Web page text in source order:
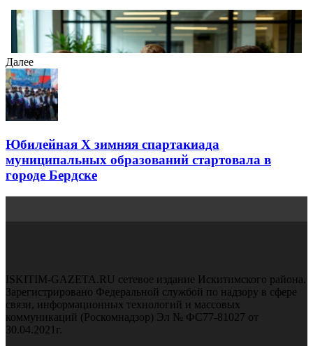
Далее
Юбилейная Х зимняя спартакиада
муниципальных образований стартовала в
городе Бердске
ISKITIM-GAZETA.RU сетевое издание Искитимского района.
Зарегистрировано Федеральной службой по надзору в сфере
связи, информационных технологий и массовых
коммуникаций (Роскомнадзор) Эл № ФС77-81027 от
30.04.2021г.